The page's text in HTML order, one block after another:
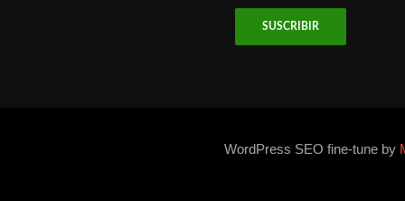
WordPress SEO fine-tune by